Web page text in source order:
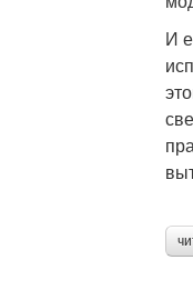
И